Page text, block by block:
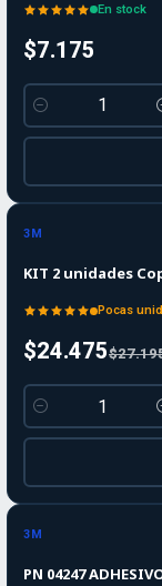
En stock
$7.175
Cantidad
-10%
3M
KIT 2 unidades
Pocas
$24.475
Cantidad
3M
PN 04247